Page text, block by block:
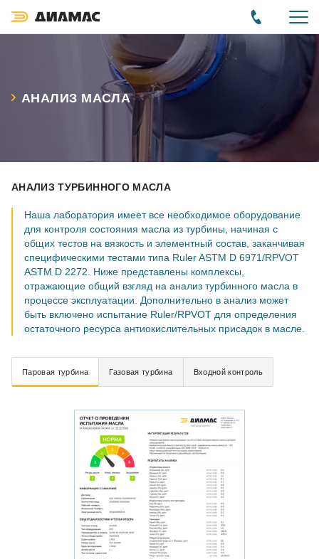
АНАЛИЗ МАСЛА
АНАЛИЗ ТУРБИННОГО МАСЛА
Наша лаборатория имеет все необходимое оборудование
для контроля состояния масла из турбины, начиная с
общих тестов на вязкость и элементный состав, заканчивая
специфическими тестами типа Ruler ASTM D 6971/RPVOT
ASTM D 2272. Ниже представлены комплексы,
отражающие общий взгляд на анализ турбинного масла в
процессе эксплуатации. Дополнительно в анализ может
быть включено испытание Ruler/RPVOT для определения
остаточного ресурса антиокислительных присадок в масле.
Паровая турбина Газовая турбина Входной контроль